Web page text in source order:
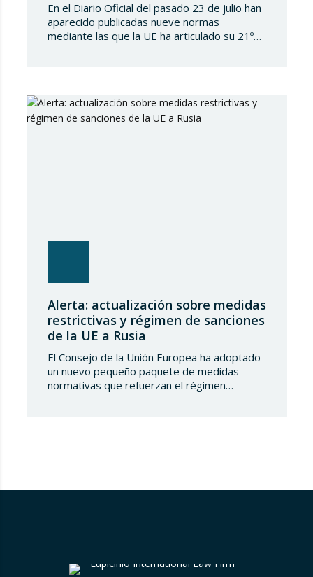
En el Diario Oficial del pasado 23 de julio han
aparecido publicadas nueve normas
mediante las que la UE ha articulado su 21º
contra dicho país. En…
Alerta: actualización sobre medidas
restrictivas y régimen de sanciones
de la UE a Rusia
El Consejo de la Unión Europea ha adoptado
un nuevo pequeño paquete de medidas
normativas que refuerzan el régimen